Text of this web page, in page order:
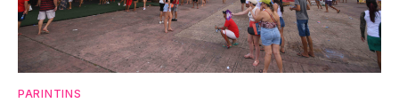
PARINTINS